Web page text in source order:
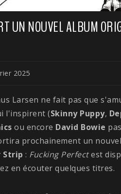
UN NOUVEL ALBUM
2025
Larsen ne fait pas que
l'inspirent (Skinny Puppy,
ou encore David Bowie
prochainement un
Strip : Fucking Perfectest
en écouter quelques titres.